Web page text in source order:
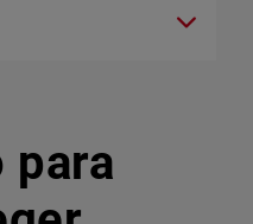
para